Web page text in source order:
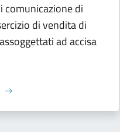
comunicazione di
di vendita di
ad accisa